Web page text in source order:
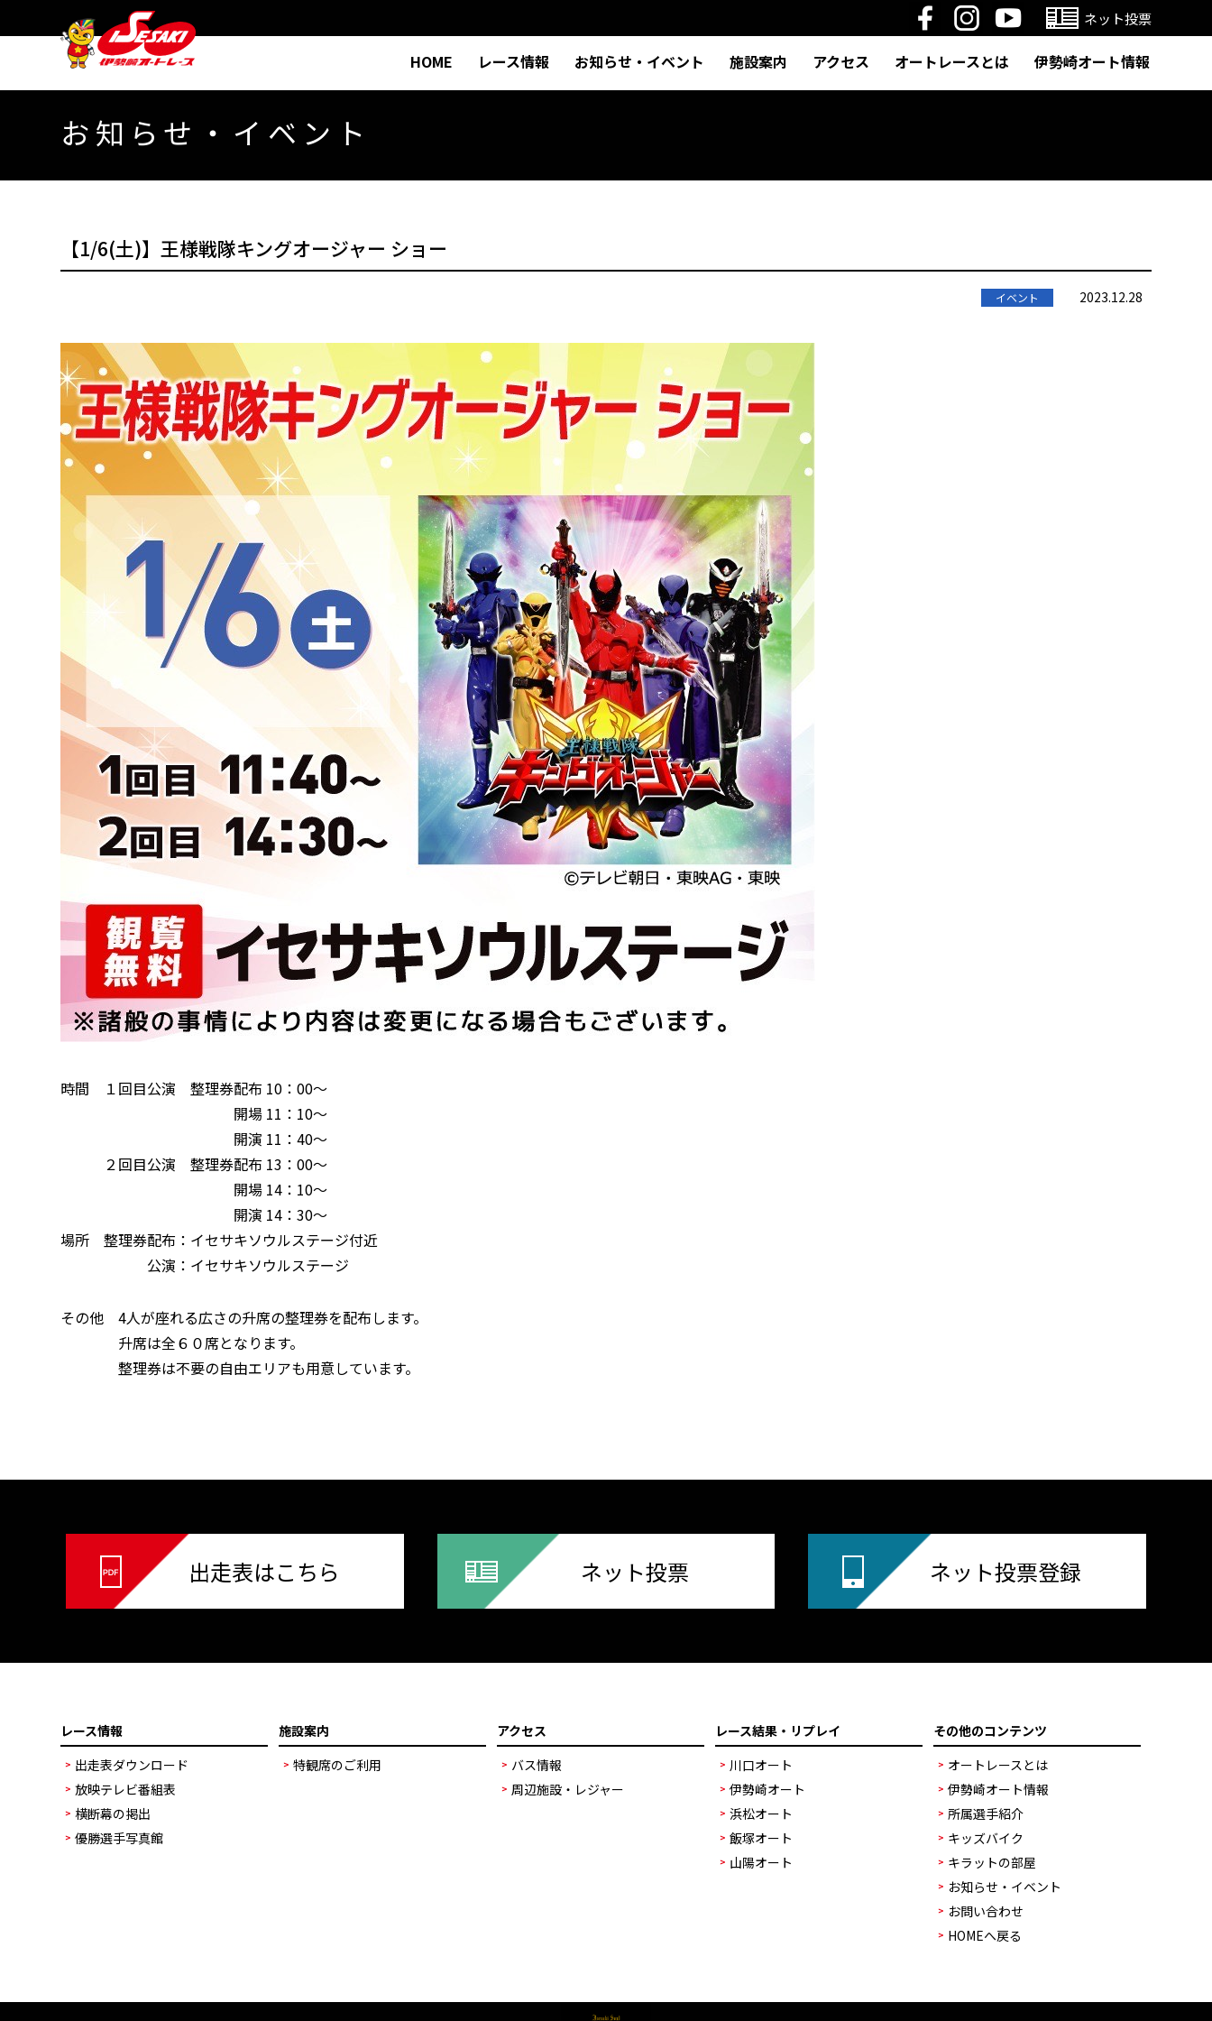
ネット投票
HOME レース情報 お知らせ・イベント 施設案内 アクセス オートレースとは 伊勢崎オート情報
お知らせ・イベント
【1/6(土)】王様戦隊キングオージャー ショー
イベント 2023.12.28
時間 １回目公演 整理券配布 10：00～
開場 11：10～
開演 11：40～
２回目公演 整理券配布 13：00～
開場 14：10～
開演 14：30～
場所 整理券配布：イセサキソウルステージ付近
公演：イセサキソウルステージ
その他 4人が座れる広さの升席の整理券を配布します。
升席は全６０席となります。
整理券は不要の自由エリアも用意しています。
出走表はこちら ネット投票 ネット投票登録
レース情報
出走表ダウンロード
放映テレビ番組表
横断幕の掲出
優勝選手写真館
施設案内
特観席のご利用
アクセス
バス情報
周辺施設・レジャー
レース結果・リプレイ
川口オート
伊勢崎オート
浜松オート
飯塚オート
山陽オート
その他のコンテンツ
オートレースとは
伊勢崎オート情報
所属選手紹介
キッズバイク
キラットの部屋
お知らせ・イベント
お問い合わせ
HOMEへ戻る